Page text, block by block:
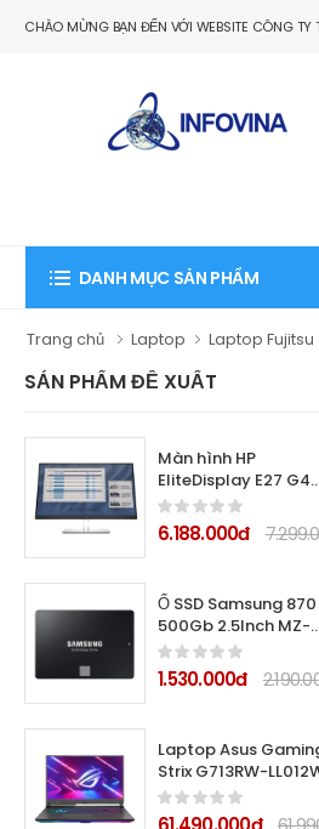
CHÀO MỪNG BẠN ĐẾN VỚI WEBSITE CÔNG
DANH MỤC SẢN PHẨM
Trang chủ Laptop Laptop Fujitsu
SẢN PHẨM ĐỀ XUẤT
Màn hình HP
EliteDisplay E27 G4
9VG71AA 27.0Inch IPS
6.188.000đ
Ổ SSD Samsung
500Gb 2.5Inch MZ-
77E500BW (đọc:
550MB/s /ghi:
520MB/s)
1.530.000đ
Laptop Asus
Strix G713RW-
6900HX/ 16GB/ 1TB
17.3Inch 2K, 240Hz/